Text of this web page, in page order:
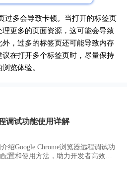
过多会导致卡顿。当打开的标签页
更多的页面资源，这可能会导致
，过多的标签页还可能导致内存
在打开多个标签页时，尽量保持
览体验。
调试功能使用详解
绍Google Chrome浏览器远程调试功
置和使用方法，助力开发者高效调